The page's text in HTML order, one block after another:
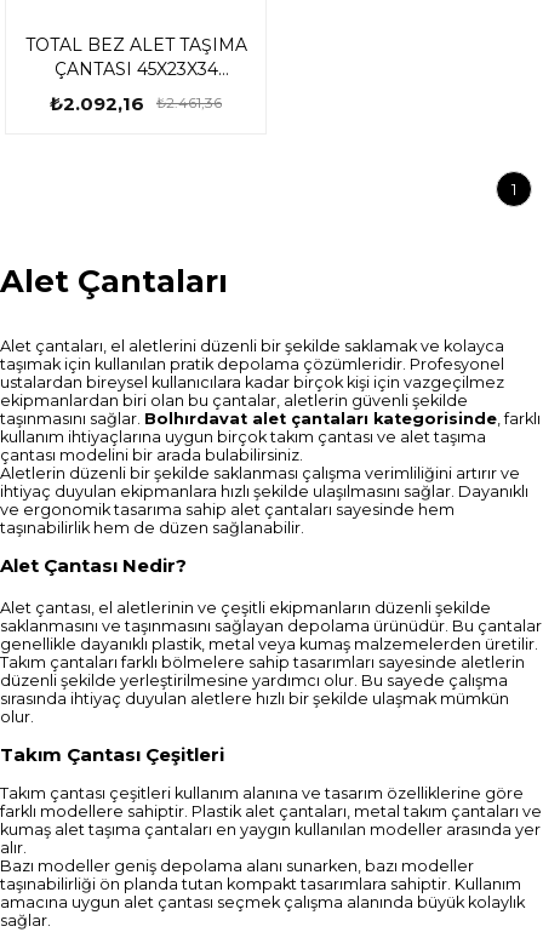
TOTAL BEZ ALET TAŞIMA
ÇANTASI 45X23X34
TZ452334
₺2.092,16 ₺2.461,36
1
Alet Çantaları
Alet çantaları, el aletlerini düzenli bir şekilde saklamak ve kolayca
taşımak için kullanılan pratik depolama çözümleridir. Profesyonel
ustalardan bireysel kullanıcılara kadar birçok kişi için vazgeçilmez
ekipmanlardan biri olan bu çantalar, aletlerin güvenli şekilde
taşınmasını sağlar. Bolhırdavat alet çantaları kategorisinde, farklı
kullanım ihtiyaçlarına uygun birçok takım çantası ve alet taşıma
çantası modelini bir arada bulabilirsiniz.
Aletlerin düzenli bir şekilde saklanması çalışma verimliliğini artırır ve
ihtiyaç duyulan ekipmanlara hızlı şekilde ulaşılmasını sağlar. Dayanıklı
ve ergonomik tasarıma sahip alet çantaları sayesinde hem
taşınabilirlik hem de düzen sağlanabilir.
Alet Çantası Nedir?
Alet çantası, el aletlerinin ve çeşitli ekipmanların düzenli şekilde
saklanmasını ve taşınmasını sağlayan depolama ürünüdür. Bu çantalar
genellikle dayanıklı plastik, metal veya kumaş malzemelerden üretilir.
Takım çantaları farklı bölmelere sahip tasarımları sayesinde aletlerin
düzenli şekilde yerleştirilmesine yardımcı olur. Bu sayede çalışma
sırasında ihtiyaç duyulan aletlere hızlı bir şekilde ulaşmak mümkün
olur.
Takım Çantası Çeşitleri
Takım çantası çeşitleri kullanım alanına ve tasarım özelliklerine göre
farklı modellere sahiptir. Plastik alet çantaları, metal takım çantaları ve
kumaş alet taşıma çantaları en yaygın kullanılan modeller arasında yer
alır.
Bazı modeller geniş depolama alanı sunarken, bazı modeller
taşınabilirliği ön planda tutan kompakt tasarımlara sahiptir. Kullanım
amacına uygun alet çantası seçmek çalışma alanında büyük kolaylık
sağlar.